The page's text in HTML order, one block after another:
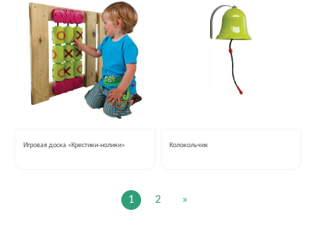
Игровая доска «Крестики-нолики» Колокольчик
1 2 »